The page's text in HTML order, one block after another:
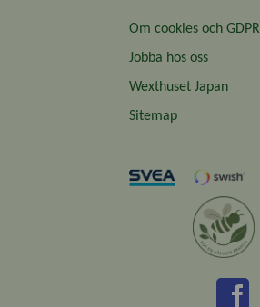
Om cookies och GDPR
Jobba hos oss
Wexthuset Japan
Sitemap